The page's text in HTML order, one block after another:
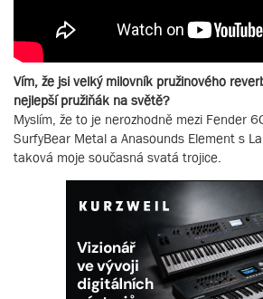
Vím, že jsi velký milovník pružinového
nejlepší pružiňák na světě?
Myslím, že to je nerozhodně mezi Fender
SurfyBear Metal a Anasounds Element s
taková moje současná svatá trojice.